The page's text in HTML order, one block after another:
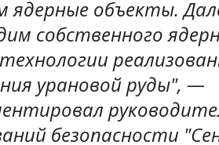
ядерные объекты.
собственного
урановой руды", —
безопасности